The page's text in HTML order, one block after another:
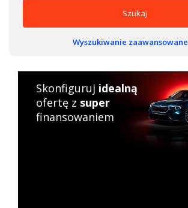
Szukaj
Wyszukiwanie zaawansowane
Skonfiguruj idealną
ofertę z super
finansowaniem